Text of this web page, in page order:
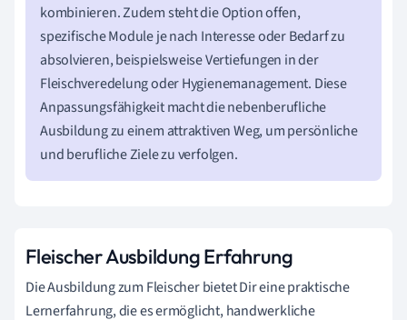
kombinieren. Zudem steht die Option offen,
spezifische Module je nach Interesse oder Bedarf zu
absolvieren, beispielsweise Vertiefungen in der
Fleischveredelung oder Hygienemanagement. Diese
Anpassungsfähigkeit macht die nebenberufliche
Ausbildung zu einem attraktiven Weg, um persönliche
und berufliche Ziele zu verfolgen.
Fleischer Ausbildung Erfahrung
Die Ausbildung zum Fleischer bietet Dir eine praktische
Lernerfahrung, die es ermöglicht, handwerkliche